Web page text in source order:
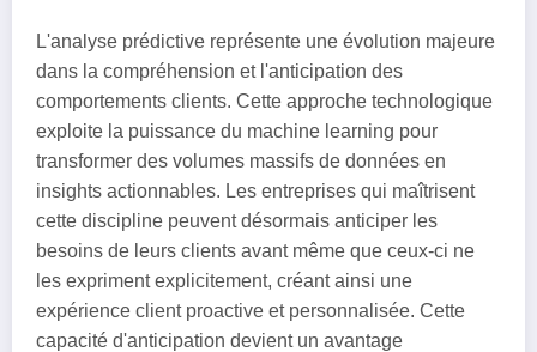
L'analyse prédictive représente une évolution majeure
dans la compréhension et l'anticipation des
comportements clients. Cette approche technologique
exploite la puissance du machine learning pour
transformer des volumes massifs de données en
insights actionnables. Les entreprises qui maîtrisent
cette discipline peuvent désormais anticiper les
besoins de leurs clients avant même que ceux-ci ne
les expriment explicitement, créant ainsi une
expérience client proactive et personnalisée. Cette
capacité d'anticipation devient un avantage